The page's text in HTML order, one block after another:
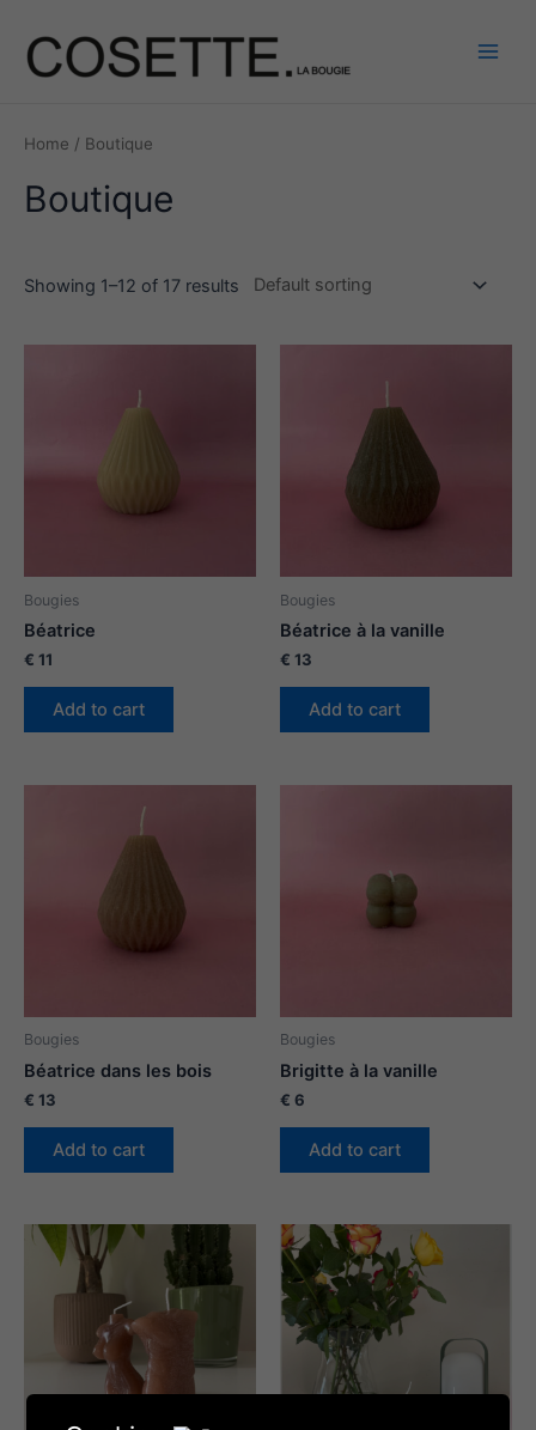
contenu
Home / Boutique
Boutique
Showing 1–12 of 17 results
Bougies
Béatrice
€ 11
Add to cart
Bougies
Béatrice à la vanille
€ 13
Add to cart
Bougies
Béatrice dans les bois
€ 13
Add to cart
Bougies
Brigitte à la vanille
€ 6
Add to cart